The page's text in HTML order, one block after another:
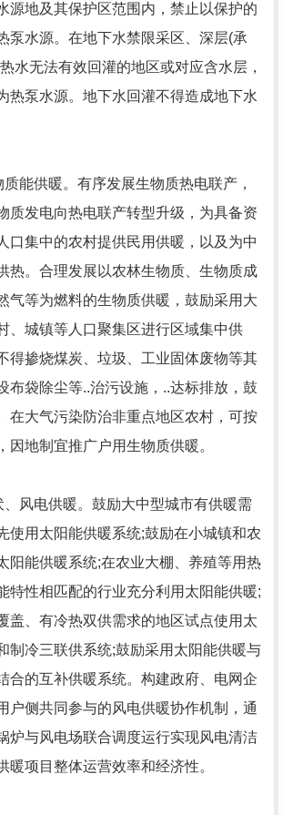
源地及其保护区范围内，禁止以保护的
泵水源。在地下水禁限采区、深层(承
水无法有效回灌的地区或对应含水层，
热泵水源。地下水回灌不得造成地下水
能供暖。有序发展生物质热电联产，
质发电向热电联产转型升级，为具备资
口集中的农村提供民用供暖，以及为中
热。合理发展以农林生物质、生物质成
气等为燃料的生物质供暖，鼓励采用大
、城镇等人口聚集区进行区域集中供
得掺烧煤炭、垃圾、工业固体废物等其
布袋除尘等..治污设施，..达标排放，鼓
在大气污染防治非重点地区农村，可按
因地制宜推广户用生物质供暖。
、风电供暖。鼓励大中型城市有供暖需
使用太阳能供暖系统;鼓励在小城镇和农
阳能供暖系统;在农业大棚、养殖等用热
特性相匹配的行业充分利用太阳能供暖;
盖、有冷热双供需求的地区试点使用太
制冷三联供系统;鼓励采用太阳能供暖与
合的互补供暖系统。构建政府、电网企
户侧共同参与的风电供暖协作机制，通
炉与风电场联合调度运行实现风电清洁
暖项目整体运营效率和经济性。